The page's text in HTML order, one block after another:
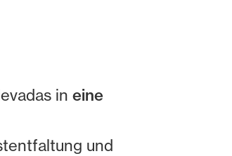
in eine
und